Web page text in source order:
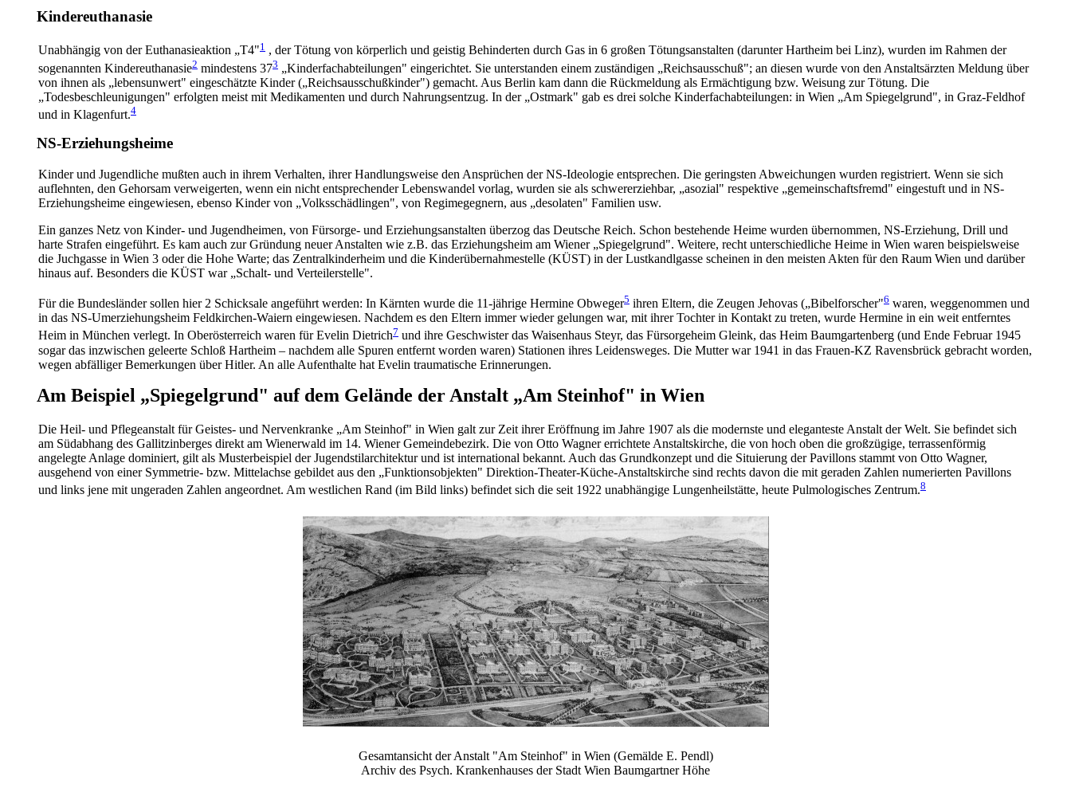
Kindereuthanasie
Unabhängig von der Euthanasieaktion „T4"1 , der Tötung von körperlich und geistig Behinderten durch Gas in 6 großen Tötungsanstalten (darunter Hartheim bei Linz), wurden im Rahmen der
sogenannten Kindereuthanasie2 mindestens 373 „Kinderfachabteilungen" eingerichtet. Sie unterstanden einem zuständigen „Reichsausschuß"; an diesen wurde von den Anstaltsärzten Meldung über
von ihnen als „lebensunwert" eingeschätzte Kinder („Reichsausschußkinder") gemacht. Aus Berlin kam dann die Rückmeldung als Ermächtigung bzw. Weisung zur Tötung. Die
„Todesbeschleunigungen" erfolgten meist mit Medikamenten und durch Nahrungsentzug. In der „Ostmark" gab es drei solche Kinderfachabteilungen: in Wien „Am Spiegelgrund", in Graz-Feldhof
und in Klagenfurt.4
NS-Erziehungsheime
Kinder und Jugendliche mußten auch in ihrem Verhalten, ihrer Handlungsweise den Ansprüchen der NS-Ideologie entsprechen. Die geringsten Abweichungen wurden registriert. Wenn sie sich
auflehnten, den Gehorsam verweigerten, wenn ein nicht entsprechender Lebenswandel vorlag, wurden sie als schwererziehbar, „asozial" respektive „gemeinschaftsfremd" eingestuft und in NS-
Erziehungsheime eingewiesen, ebenso Kinder von „Volksschädlingen", von Regimegegnern, aus „desolaten" Familien usw.
Ein ganzes Netz von Kinder- und Jugendheimen, von Fürsorge- und Erziehungsanstalten überzog das Deutsche Reich. Schon bestehende Heime wurden übernommen, NS-Erziehung, Drill und
harte Strafen eingeführt. Es kam auch zur Gründung neuer Anstalten wie z.B. das Erziehungsheim am Wiener „Spiegelgrund". Weitere, recht unterschiedliche Heime in Wien waren beispielsweise
die Juchgasse in Wien 3 oder die Hohe Warte; das Zentralkinderheim und die Kinderübernahmestelle (KÜST) in der Lustkandlgasse scheinen in den meisten Akten für den Raum Wien und darüber
hinaus auf. Besonders die KÜST war „Schalt- und Verteilerstelle".
Für die Bundesländer sollen hier 2 Schicksale angeführt werden: In Kärnten wurde die 11-jährige Hermine Obweger5 ihren Eltern, die Zeugen Jehovas („Bibelforscher"6 waren, weggenommen und
in das NS-Umerziehungsheim Feldkirchen-Waiern eingewiesen. Nachdem es den Eltern immer wieder gelungen war, mit ihrer Tochter in Kontakt zu treten, wurde Hermine in ein weit entferntes
Heim in München verlegt. In Oberösterreich waren für Evelin Dietrich7 und ihre Geschwister das Waisenhaus Steyr, das Fürsorgeheim Gleink, das Heim Baumgartenberg (und Ende Februar 1945
sogar das inzwischen geleerte Schloß Hartheim – nachdem alle Spuren entfernt worden waren) Stationen ihres Leidensweges. Die Mutter war 1941 in das Frauen-KZ Ravensbrück gebracht worden,
wegen abfälliger Bemerkungen über Hitler. An alle Aufenthalte hat Evelin traumatische Erinnerungen.
Am Beispiel „Spiegelgrund" auf dem Gelände der Anstalt „Am Steinhof" in Wien
Die Heil- und Pflegeanstalt für Geistes- und Nervenkranke „Am Steinhof" in Wien galt zur Zeit ihrer Eröffnung im Jahre 1907 als die modernste und eleganteste Anstalt der Welt. Sie befindet sich
am Südabhang des Gallitzinberges direkt am Wienerwald im 14. Wiener Gemeindebezirk. Die von Otto Wagner errichtete Anstaltskirche, die von hoch oben die großzügige, terrassenförmig
angelegte Anlage dominiert, gilt als Musterbeispiel der Jugendstilarchitektur und ist international bekannt. Auch das Grundkonzept und die Situierung der Pavillons stammt von Otto Wagner,
ausgehend von einer Symmetrie- bzw. Mittelachse gebildet aus den „Funktionsobjekten" Direktion-Theater-Küche-Anstaltskirche sind rechts davon die mit geraden Zahlen numerierten Pavillons
und links jene mit ungeraden Zahlen angeordnet. Am westlichen Rand (im Bild links) befindet sich die seit 1922 unabhängige Lungenheilstätte, heute Pulmologisches Zentrum.8
Gesamtansicht der Anstalt "Am Steinhof" in Wien (Gemälde E. Pendl)
Archiv des Psych. Krankenhauses der Stadt Wien Baumgartner Höhe